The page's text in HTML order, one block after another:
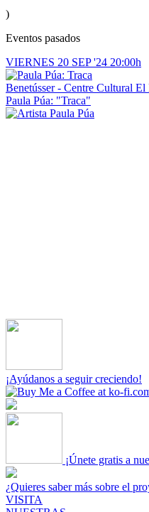
)
Eventos pasados
VIERNES 20 SEP '24 20:00h
Benetússer - Centre Cultural
Paula Púa: "Traca"
¡Ayúdanos a seguir creciendo!
¡Únete gratis a
¿Quieres saber más sobre el
VISITA